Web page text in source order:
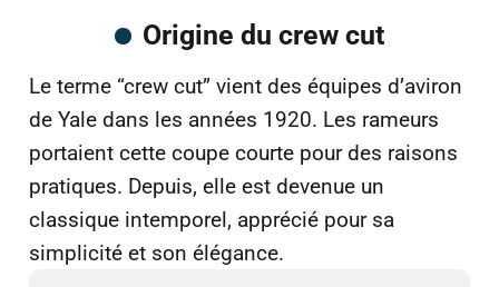
Origine du crew cut
Le terme “crew cut” vient des équipes d’aviron
de Yale dans les années 1920. Les rameurs
portaient cette coupe courte pour des raisons
pratiques. Depuis, elle est devenue un
classique intemporel, apprécié pour sa
simplicité et son élégance.